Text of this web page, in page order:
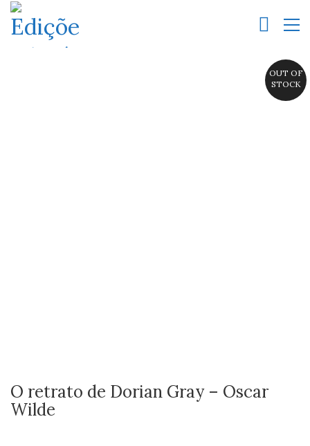
OUT OF
STOCK
O retrato de Dorian Gray – Oscar
Wilde